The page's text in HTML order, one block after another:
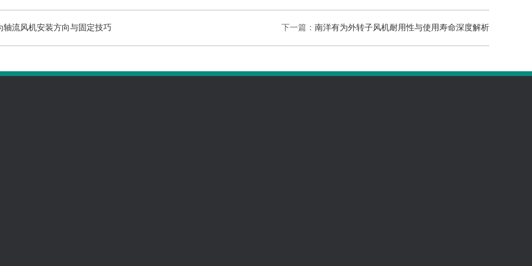
轴流风机安装方向与固定技巧 下一篇： 南洋有为外转子风机耐用性与使用寿命深度解析